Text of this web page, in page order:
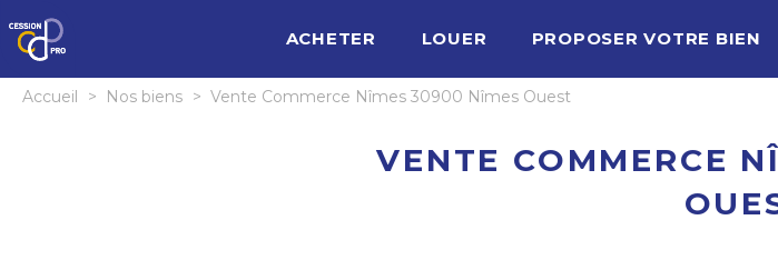
ACHETER LOUER PROPOSER VOTRE BIEN
Accueil > Nos biens > Vente Commerce Nîmes 30900 Nîmes Ouest
VENTE COMMERCE